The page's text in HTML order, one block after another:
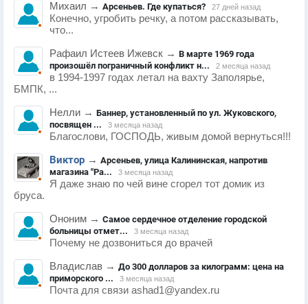
Михаил → Арсеньев. Где купаться? 27 дней назад
Конечно, угробить речку, а потом рассказывать,
что...
Рафаил Истеев Ижевск → В марте 1969 года
произошёл пограничный конфликт н...
2 месяца назад
в 1994-1997 годах летал на вахту Заполярье,
БМПК, ...
Нелли → Баннер, установленный по ул. Жуковского,
посвящен ...
3 месяца назад
Благослови, ГОСПОДЬ, живым домой вернуться!!!
Виктор → Арсеньев, улица Калининская, напротив
магазина "Ра...
3 месяца назад
Я даже знаю по чей вине сгорел тот домик из
бруса.
Ононим → Самое сердечное отделение городской
больницы отмет...
3 месяца назад
Почему не дозвониться до врачей
Владислав → До 300 долларов за килограмм: цена на
приморского ...
3 месяца назад
Почта для связи ashad1@yandex.ru